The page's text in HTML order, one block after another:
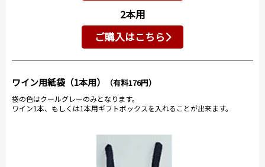
2本用
ご購入はこちら
ワイン用紙袋（1本用） （有料176円）
袋の色はクールグレーのみとなります。
ワイン1本、もしくは1本用ギフトボックスを入れることが出来ます。